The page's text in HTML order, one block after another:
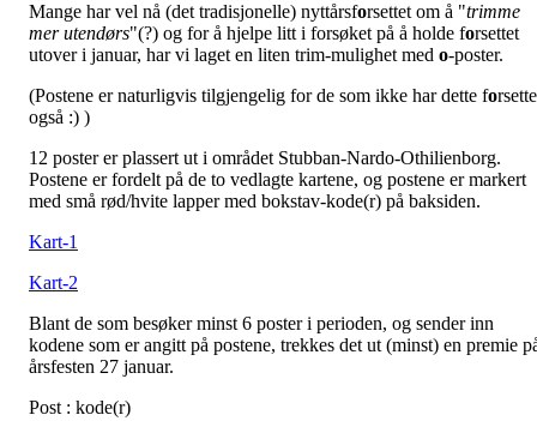
Mange har vel nå (det tradisjonelle) nyttårsforsettet om å "trimme
mer utendørs"(?) og for å hjelpe litt i forsøket på å holde forsettet
utover i januar, har vi laget en liten trim-mulighet med o-poster.
(Postene er naturligvis tilgjengelig for de som ikke har dette fo
også :) )
12 poster er plassert ut i området Stubban-Nardo-Othilienborg.
Postene er fordelt på de to vedlagte kartene, og postene er markert
med små rød/hvite lapper med bokstav-kode(r) på baksiden.
Kart-1
Kart-2
Blant de som besøker minst 6 poster i perioden, og sender inn
kodene som er angitt på postene, trekkes det ut (minst) en premie
årsfesten 27 januar.
Post : kode(r)